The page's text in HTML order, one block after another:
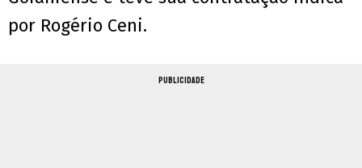
por Rogério Ceni.
PUBLICIDADE